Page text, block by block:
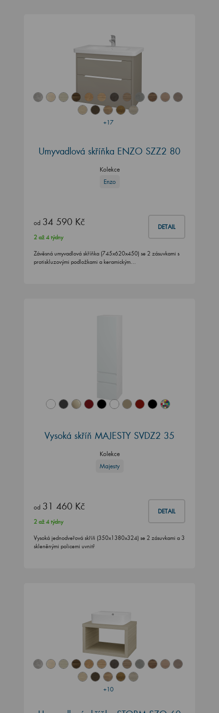
+17
Umyvadlová skříňka ENZO SZZ2 80
Kolekce
Enzo
od 34 590 Kč DETAIL
2 až 4 týdny
Závěsná umyvadlová skříňka (745x620x450) se 2 zásuvkami s
protiskluzovými podložkami a keramickým…
Vysoká skříň MAJESTY SVDZ2 35
Kolekce
Majesty
od 31 460 Kč DETAIL
2 až 4 týdny
Vysoká jednodveřová skříň (350x1380x324) se 2 zásuvkami a 3
skleněnými policemi uvnitř
+10